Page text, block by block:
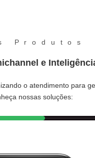
Produtos
e
o atendimento para
nossas soluções: